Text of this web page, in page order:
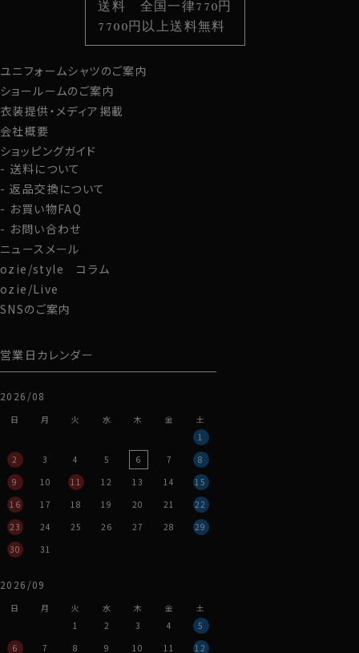
●防臭性・細菌抑制のうれしい機能
抗菌防臭 ＆ 吸汗速乾 ＆ 綿混素材
速乾性が高く抗菌・防臭加工も施されているので、まさに
「クールビズ」に重宝する一枚です。
【 吸汗速乾 】：イヤなニオイの原因となる菌の増殖を抑
えます。
肌ざわりの良い綿混素材。ソフトで優しい風合い。【 綿素
材の心地良さ 】を実感いただけます。
●CUTOFFR（カットオフ）とは？
生地の端を折り返して縫わず、切ったままの状態で仕上
げた グンゼの独自特許製法
です。
襟・袖口・裾に縫い目が少なくフラットで、アウターに写り
にくい設計です。
スタイルから選ぶ
カジュアルシャツ
定番シャツ
財布・名刺入れ
バッグ
ストール・マフラー
グローブ
ユニフォームシャツのご案内
ショールームのご案内
衣装提供・メディア掲載
会社概要
ショッピングガイド
送料について
返品交換について
お買い物FAQ
お問い合わせ
ニュースメール
ozie/style コラム
ozie/Live
SNSのご案内
営業日カレンダー
2026/08
日 月 火 水 木 金
土
1
2
3 4 5 6 7
8
9
10 11 12 13 14
15
16
17 18 19 20 21
22
23
24 25 26 27 28
29
30
31
2026/09
日 月 火 水 木 金
土
1
2 3 4
5
6
7 8 9 10 11 12
送料 全国一律770円
7700円以上送料無料